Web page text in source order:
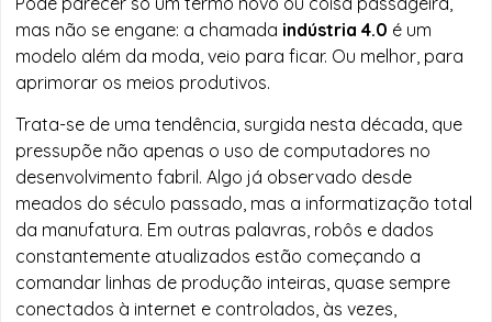
mas não se engane: a chamada indústria 4.0 é um
modelo além da moda, veio para ficar. Ou melhor, para
aprimorar os meios produtivos.
Trata-se de uma tendência, surgida nesta década, que
pressupõe não apenas o uso de computadores no
desenvolvimento fabril. Algo já observado desde
meados do século passado, mas a informatização total
da manufatura. Em outras palavras, robôs e dados
constantemente atualizados estão começando a
comandar linhas de produção inteiras, quase sempre
conectados à internet e controlados, às vezes,